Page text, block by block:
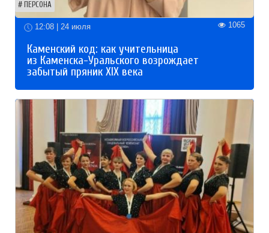
ПЕРСОНА
12:08 | 24 июля 1065
Каменский код: как учительница
из Каменска-Уральского возрождает
забытый пряник XIX века